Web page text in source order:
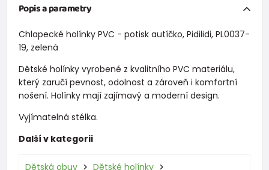
Popis a parametry
Chlapecké holínky PVC - potisk autíčko, Pidilidi, PL0037-
19, zelená
Dětské holínky vyrobené z kvalitního PVC materiálu,
který zaručí pevnost, odolnost a zároveň i komfortní
nošení. Holínky mají zajímavý a moderní design.
Vyjímatelná stélka.
Další v kategorii
Dětská obuv Dětské holínky